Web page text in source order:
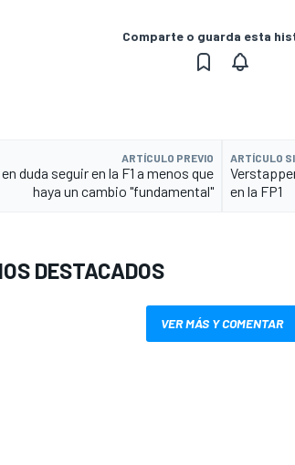
Comparte o guarda esta
ARTÍCULO PREVIO
duda seguir en la F1 a menos que
haya un cambio "fundamental"
ARTÍCULO
en la FP1
DESTACADOS
VER MÁS Y COMENTAR